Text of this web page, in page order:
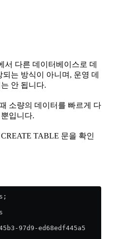
서 다른 데이터베이스로 데
는 방식이 아니며, 운영 데
안 됩니다.
소량의 데이터를 빠르게 다
입니다.
CREATE TABLE 문을 확인
- 97d9 -ed68edf445a5